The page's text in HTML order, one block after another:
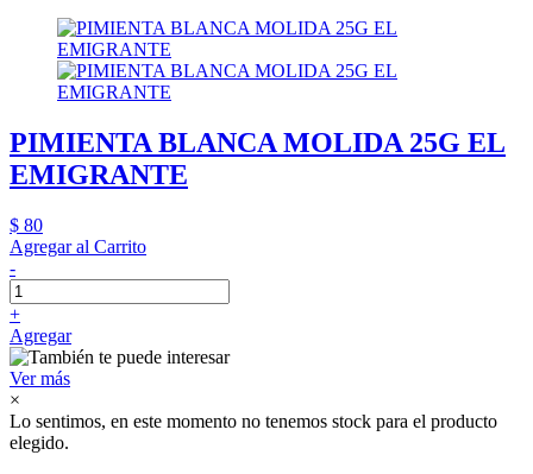
PIMIENTA BLANCA MOLIDA 25G EL
EMIGRANTE
$ 80
Agregar al Carrito
-
+
Agregar
Ver más
×
Lo sentimos, en este momento no tenemos stock para el producto
elegido.